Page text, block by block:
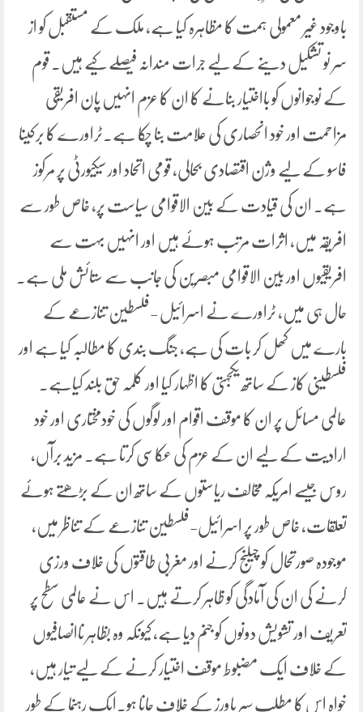
باوجود غیر معمولی ہمت کا مظاہرہ کیا ہے، ملک کے مستقبل کو از
سر نو تشکیل دینے کے لیے جرات مندانہ فیصلے کیے ہیں۔ قوم
کے نوجوانوں کو بااختیار بنانے کا ان کا عزم انہیں پان افریقی
مزاحمت اور خود انحصاری کی علامت بنا چکا ہے۔ٹراورے کا برکینا
فاسو کے لیے وژن اقتصادی بحالی، قومی اتحاد اور سیکیورٹی پر مرکوز
ہے۔ ان کی قیادت کے بین الاقوامی سیاست پر، خاص طور سے
افریقہ میں، اثرات مرتب ہوئے ہیں اور انہیں بہت سے
افریقیوں اور بین الاقوامی مبصرین کی جانب سے ستائش ملی ہے۔
حال ہی میں، ٹراورے نے اسرائیل -فلسطین تنازعے کے
بارے میں کھل کر بات کی ہے، جنگ بندی کا مطالبہ کیا ہے اور
فلسطینی کاز کے ساتھ یکجہتی کا اظہار کیا اور کلمہ حق بلند کیاہے۔
عالمی مسائل پر ان کا موقف اقوام اور لوگوں کی خودمختاری اور خود
ارادیت کے لیے ان کے عزم کی عکاسی کرتا ہے۔ مزید برآں،
روس جیسے امریکہ مخالف ریاستوں کے ساتھ ان کے بڑھتے ہوئے
تعلقات، خاص طور پر اسرائیل-فلسطین تنازعے کے تناظر میں،
موجودہ صورتحال کو چیلنج کرنے اور مغربی طاقتوں کی خلاف ورزی
کرنے کی ان کی آمادگی کو ظاہر کرتے ہیں۔ اس نے عالمی سطح پر
تعریف اور تشویش دونوں کو جنم دیا ہے، کیونکہ وہ بظاہر ناانصافیوں
کے خلاف ایک مضبوط موقف اختیار کرنے کے لیے تیار ہیں،
خواہ اس کا مطلب سپر پاورز کے خلاف جانا ہو۔ایک رہنما کے طور